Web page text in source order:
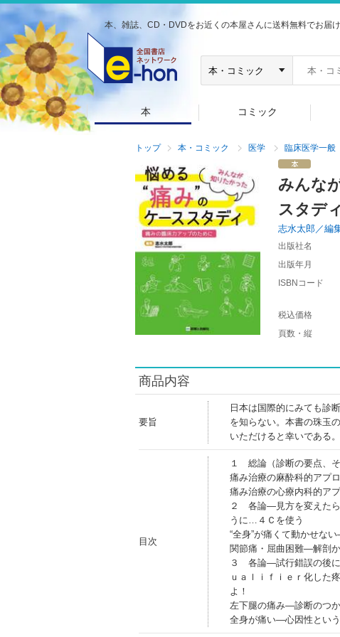
本、雑誌、CD・DVDをお近くの本屋さんに送料無料でお届け
本 コミック
トップ 本・コミック 医学 臨床医学一般
みんな
スタデ
志水太郎／編
出版社名
出版年月
ISBNコード
税込価格
頁数・縦
商品内容
要旨
日本は国際的にみても診
を知らない。本書の珠玉
いただけると幸いである
目次
１ 総論（診断の要点、
痛み治療の麻酔科的アプ
痛み治療の心療内科的ア
２ 各論―見方を変えたら
うに…４Ｃを使う
“全身”が痛くて動かせな
関節痛・屈曲困難―解剖
３ 各論―試行錯誤の後
ｕａｌｉｆｉｅｒ化した
よ！
左下腿の痛み―診断のつ
全身が痛い―心因性とい